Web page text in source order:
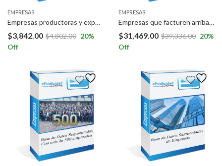
EMPRESAS
Empresas productoras y exportadora de aguacate y flores, en Colombia.
$3,842.00 $4,802.00 20%
Off
EMPRESAS
Empresas que facturen arriba de 1.5 MDP anuales y que tengan más de 1 año y medio de operaciones, a Nivel Nacional (México).
$31,469.00 $39,336.00 20%
Off